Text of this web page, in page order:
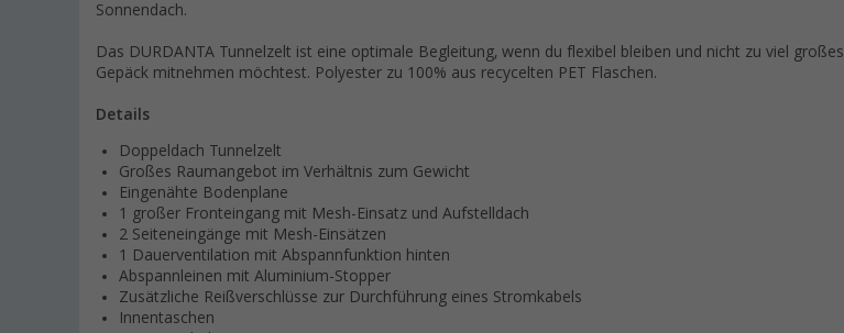
Sonnendach.
Das DURDANTA Tunnelzelt ist eine optimale Begleitung, wenn du flexibel bleiben und nicht zu viel großes
Gepäck mitnehmen möchtest. Polyester zu 100% aus recycelten PET Flaschen.
Details
Doppeldach Tunnelzelt
Großes Raumangebot im Verhältnis zum Gewicht
Eingenähte Bodenplane
1 großer Fronteingang mit Mesh-Einsatz und Aufstelldach
2 Seiteneingänge mit Mesh-Einsätzen
1 Dauerventilation mit Abspannfunktion hinten
Abspannleinen mit Aluminium-Stopper
Zusätzliche Reißverschlüsse zur Durchführung eines Stromkabels
Innentaschen